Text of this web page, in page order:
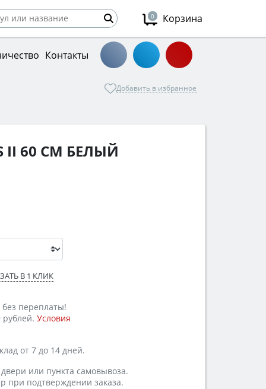
0 Корзина
Контакты
Добавить в избранное
II 60 СМ БЕЛЫЙ
В 1 КЛИК
переплаты!
Условия
от 7 до 14 дней.
или пункта самовывоза.
при подтверждении заказа.